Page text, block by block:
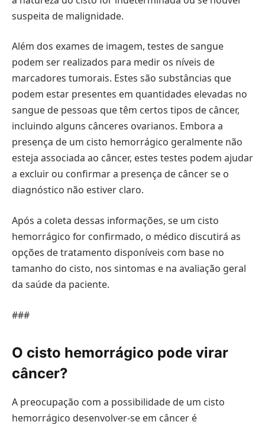
suspeita de malignidade.
Além dos exames de imagem, testes de sangue
podem ser realizados para medir os níveis de
marcadores tumorais. Estes são substâncias que
podem estar presentes em quantidades elevadas no
sangue de pessoas que têm certos tipos de câncer,
incluindo alguns cânceres ovarianos. Embora a
presença de um cisto hemorrágico geralmente não
esteja associada ao câncer, estes testes podem ajudar
a excluir ou confirmar a presença de câncer se o
diagnóstico não estiver claro.
Após a coleta dessas informações, se um cisto
hemorrágico for confirmado, o médico discutirá as
opções de tratamento disponíveis com base no
tamanho do cisto, nos sintomas e na avaliação geral
da saúde da paciente.
###
O cisto hemorrágico pode virar
câncer?
A preocupação com a possibilidade de um cisto
hemorrágico desenvolver-se em câncer é